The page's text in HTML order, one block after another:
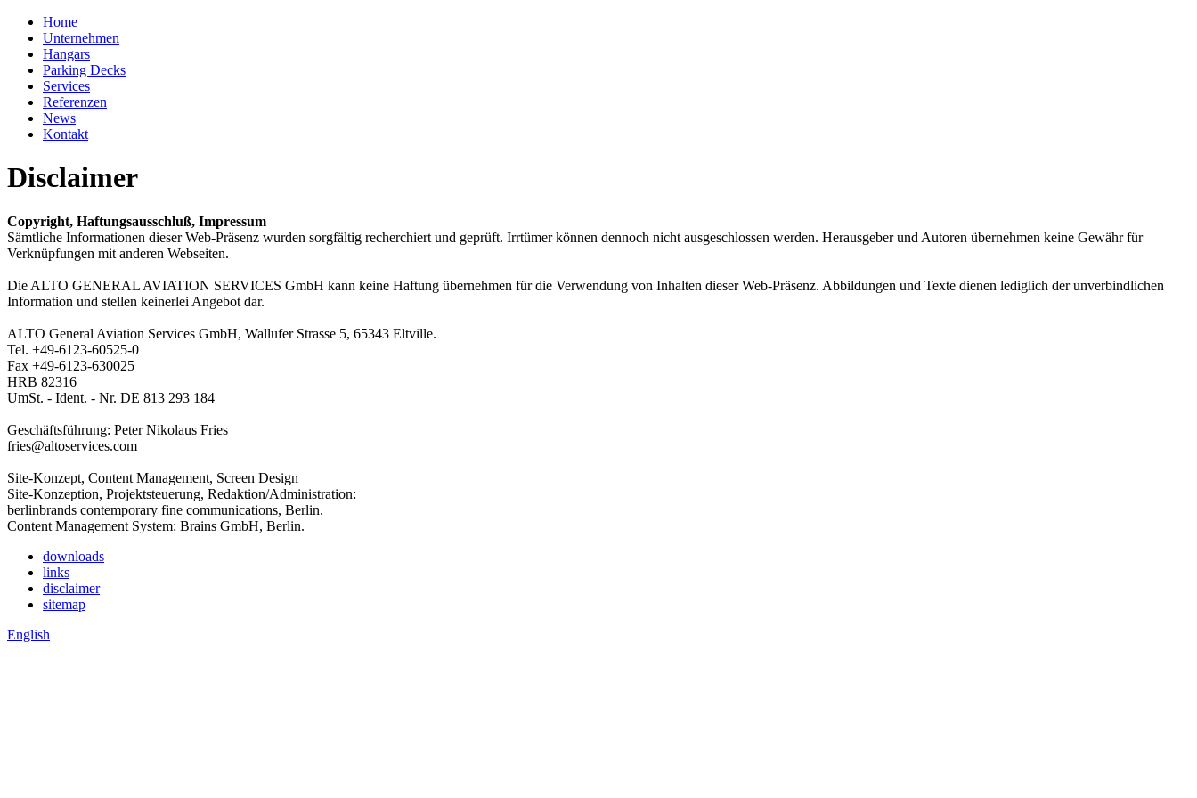
Home
Unternehmen
Hangars
Parking Decks
Services
Referenzen
News
Kontakt
Disclaimer
Copyright, Haftungsausschluß, Impressum
Sämtliche Informationen dieser Web-Präsenz wurden sorgfältig recherchiert und geprüft. Irrtümer können dennoch nicht ausgeschlossen werden. Herausgeber und Autoren übernehmen keine Gewähr für
Verknüpfungen mit anderen Webseiten.
Die ALTO GENERAL AVIATION SERVICES GmbH kann keine Haftung übernehmen für die Verwendung von Inhalten dieser Web-Präsenz. Abbildungen und Texte dienen lediglich der unverbindlichen
Information und stellen keinerlei Angebot dar.
ALTO General Aviation Services GmbH, Wallufer Strasse 5, 65343 Eltville.
Tel. +49-6123-60525-0
Fax +49-6123-630025
HRB 82316
UmSt. - Ident. - Nr. DE 813 293 184
Geschäftsführung: Peter Nikolaus Fries
fries@altoservices.com
Site-Konzept, Content Management, Screen Design
Site-Konzeption, Projektsteuerung, Redaktion/Administration:
berlinbrands contemporary fine communications, Berlin.
Content Management System: Brains GmbH, Berlin.
downloads
links
disclaimer
sitemap
English